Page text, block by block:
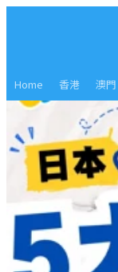
Home 香港 澳門